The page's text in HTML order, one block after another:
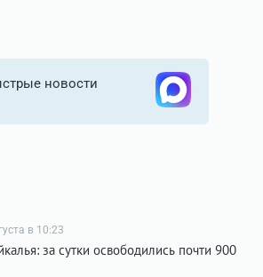
новости
в 10:23
за сутки освободились почти 900